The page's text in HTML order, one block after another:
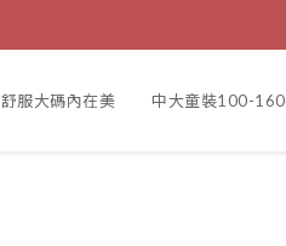
舒服大碼內在美 中大童裝100-160